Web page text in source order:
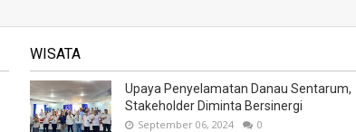
WISATA
Upaya Penyelamatan Danau Sentarum,
Stakeholder Diminta Bersinergi
September 06, 2024 0